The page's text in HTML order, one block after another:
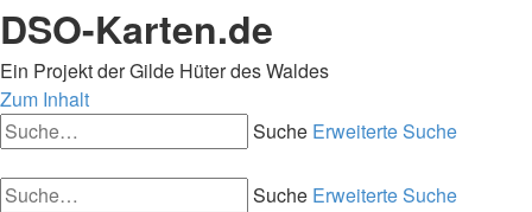
DSO-Karten.de
Ein Projekt der Gilde Hüter des Waldes
Zum Inhalt
Suche Erweiterte Suche
Suche Erweiterte Suche